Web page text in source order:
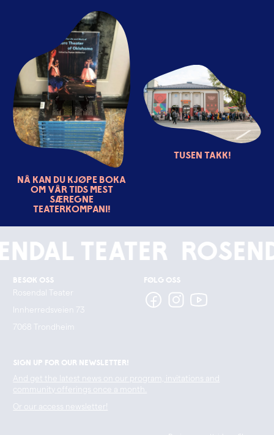
Nå kan du kjøpe boka
om vår tids mest
særegne
teaterkompani!
TUSEN TAKK!
Teater
Besøk oss
Rosendal Teater
Innherredsveien 73
7068 Trondheim
Følg oss
Sign up for our newsletter!
And get the latest news on our program, invitations and
community offerings once a month.
Or our access newsletter!